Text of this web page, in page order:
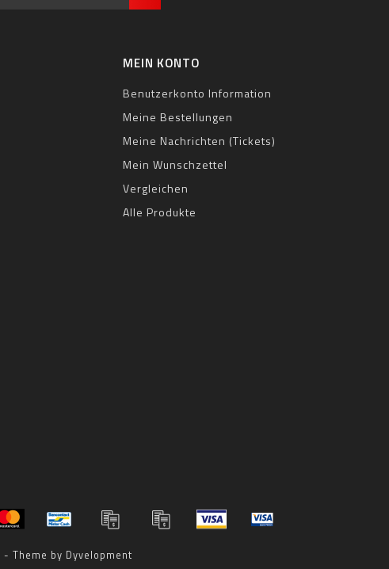
MEIN KONTO
Benutzerkonto Information
Meine Bestellungen
Meine Nachrichten (Tickets)
Mein Wunschzettel
Vergleichen
Alle Produkte
- Theme by Dyvelopment